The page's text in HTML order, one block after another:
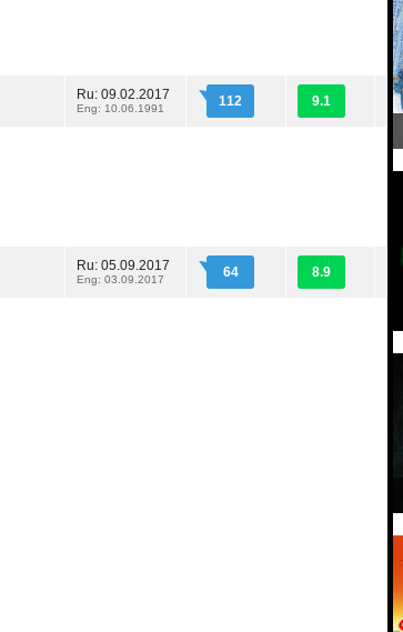
Ru: 09.02.2017
Eng: 10.06.1991 112 9.1
Ru: 05.09.2017
Eng: 03.09.2017 64 8.9